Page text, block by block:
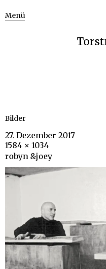
Menü
Bilder
27. Dezember 2017
1584 × 1034
robyn &joey